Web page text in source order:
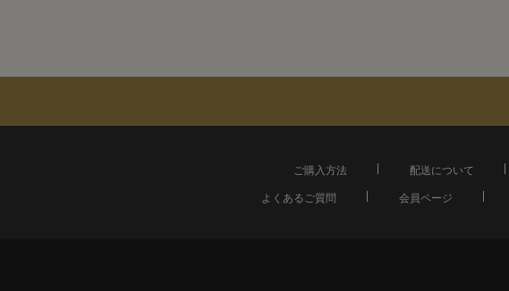
ご購入方法 配送について
よくあるご質問
会員ページ